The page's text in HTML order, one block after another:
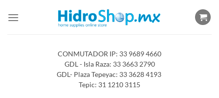
CONMUTADOR IP: 33 9689 4660
GDL - Isla Raza: 33 3663 2790
GDL- Plaza Tepeyac: 33 3628 4193
Tepic: 31 1210 3115